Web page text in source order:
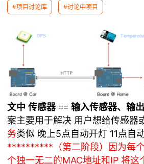
#项目讨论库 #讨论中项目
文中 传感器 == 输入传感器、输
案主要用于解决 用户想给传感器
务类似 晚上5点自动开灯 11点自
**********（第二阶段）因为每
个独一无二的MAC地址和IP 将这